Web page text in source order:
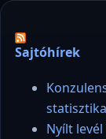
Sajtóhírek
Nyílt